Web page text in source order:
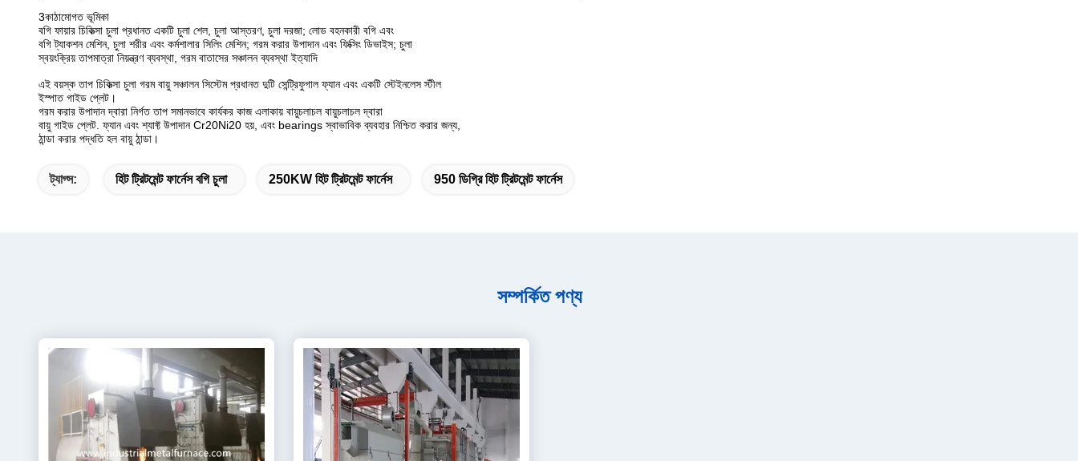
3কাঠামোগত ভূমিকা
বগি ফায়ার চিকিত্সা চুলা প্রধানত একটি চুলা শেল, চুলা আস্তরণ, চুলা দরজা; লোড বহনকারী বগি এবং
বগি ট্যাকশন মেশিন, চুলা শরীর এবং কর্মশালার সিলিং মেশিন; গরম করার উপাদান এবং ফিক্সিং ডিভাইস; চুলা
স্বয়ংক্রিয় তাপমাত্রা নিয়ন্ত্রণ ব্যবস্থা, গরম বাতাসের সঞ্চালন ব্যবস্থা ইত্যাদি
এই বয়স্ক তাপ চিকিত্সা চুলা গরম বায়ু সঞ্চালন সিস্টেম প্রধানত দুটি সেন্ট্রিফুগাল ফ্যান এবং একটি স্টেইনলেস স্টীল
ইস্পাত গাইড প্লেট।
গরম করার উপাদান দ্বারা নির্গত তাপ সমানভাবে কার্যকর কাজ এলাকায় বায়ুচলাচল বায়ুচলাচল দ্বারা
বায়ু গাইড প্লেট. ফ্যান এবং শ্যাফ্ট উপাদান Cr20Ni20 হয়, এবং bearings স্বাভাবিক ব্যবহার নিশ্চিত করার জন্য,
ঠান্ডা করার পদ্ধতি হল বায়ু ঠান্ডা।
ট্যাগ্স: হিট ট্রিটমেন্ট ফার্নেস বগি চুলা 250KW হিট ট্রিটমেন্ট ফার্নেস 950 ডিগ্রি হিট ট্রিটমেন্ট ফার্নেস
সম্পর্কিত পণ্য